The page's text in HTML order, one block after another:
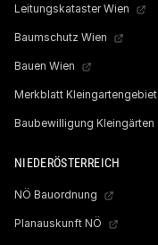
Leitungskataster Wien
Baumschutz Wien
Bauen Wien
Merkblatt Kleingartengebiet
Baubewilligung Kleingärten
NIEDERÖSTERREICH
NÖ Bauordnung
Planauskunft NÖ